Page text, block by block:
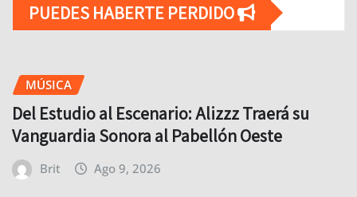
PUEDES HABERTE PERDIDO
MÚSICA
Del Estudio al Escenario: Alizzz Traerá su
Vanguardia Sonora al Pabellón Oeste
Brit Ago 9, 2026